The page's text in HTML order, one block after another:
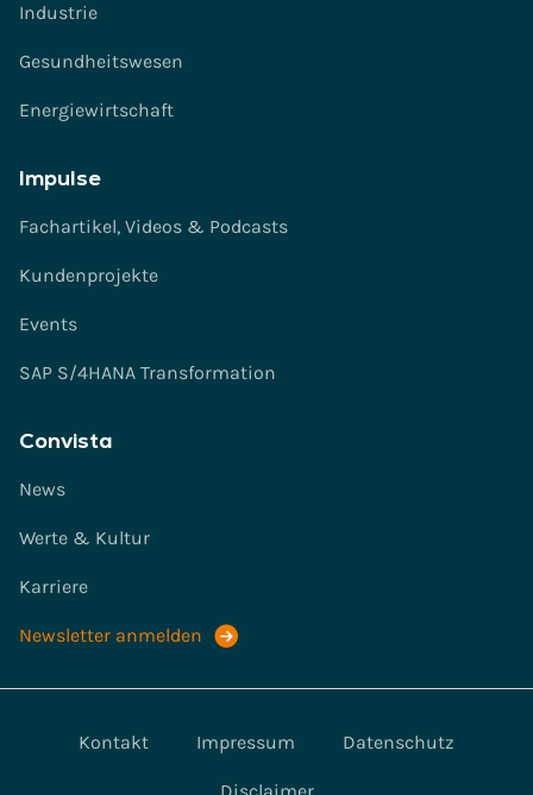
Industrie
Gesundheitswesen
Energiewirtschaft
Impulse
Fachartikel, Videos & Podcasts
Kundenprojekte
Events
SAP S/4HANA Transformation
Convista
News
Werte & Kultur
Karriere
Newsletter anmelden
Kontakt Impressum Datenschutz